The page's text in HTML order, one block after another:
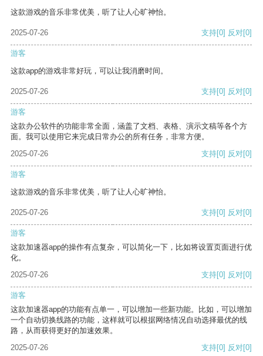
这款游戏的音乐非常优美，听了让人心旷神怡。
2025-07-26 支持[0] 反对[0]
游客
这款app的游戏非常好玩，可以让我消磨时间。
2025-07-26 支持[0] 反对[0]
游客
这款办公软件的功能非常全面，涵盖了文档、表格、演示文稿等各个方
面。我可以使用它来完成日常办公的所有任务，非常方便。
2025-07-26
支持[0] 反对[0]
游客
这款游戏的音乐非常优美，听了让人心旷神怡。
2025-07-26 支持[0] 反对[0]
游客
这款加速器app的操作有点复杂，可以简化一下，比如将设置页面进行优
化。
2025-07-26
支持[0] 反对[0]
游客
这款加速器app的功能有点单一，可以增加一些新功能。比如，可以增加
一个自动切换线路的功能，这样就可以根据网络情况自动选择最优的线
路，从而获得更好的加速效果。
2025-07-26
支持[0] 反对[0]